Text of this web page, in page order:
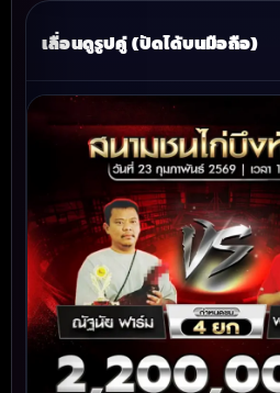
เลื่อนดูรูปคู่ (ปัดได้บนมือถือ)